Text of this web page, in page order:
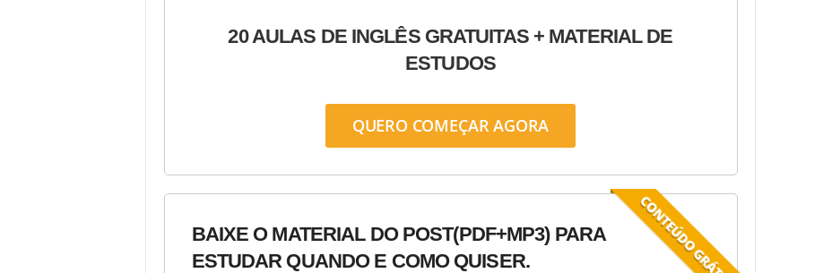
20 AULAS DE INGLÊS GRATUITAS + MATERIAL DE
ESTUDOS
QUERO COMEÇAR AGORA
BAIXE O MATERIAL DO POST(PDF+MP3) PARA
ESTUDAR QUANDO E COMO QUISER.